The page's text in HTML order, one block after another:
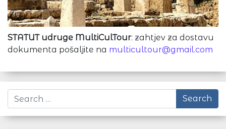
STATUT udruge MultiCulTour: zahtjev za dostavu
dokumenta pošaljite na multicultour@gmail.com
Search